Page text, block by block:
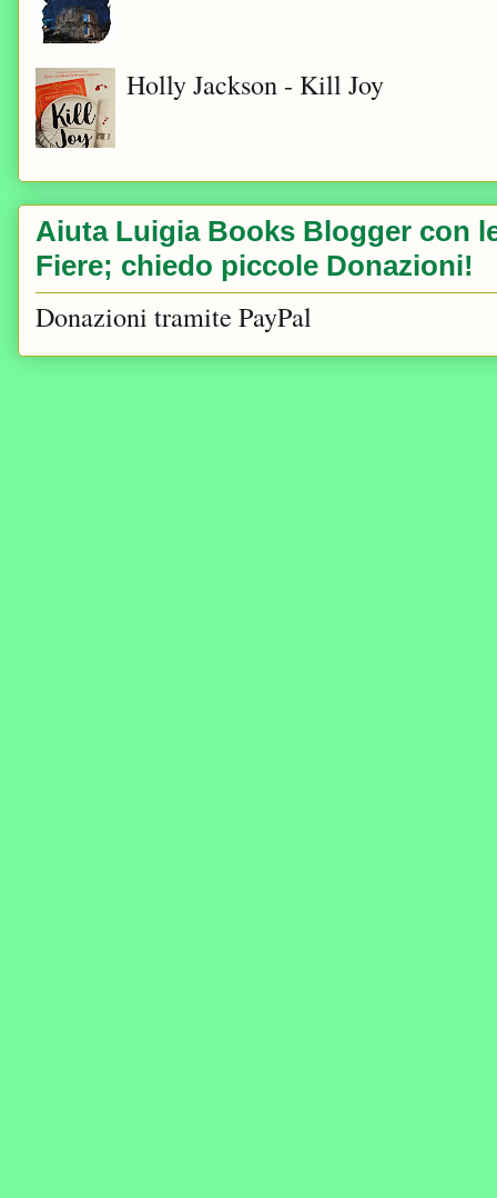
Holly Jackson - Kill Joy
Aiuta Luigia Books Blogger con
Fiere; chiedo piccole Donazioni!
Donazioni tramite PayPal